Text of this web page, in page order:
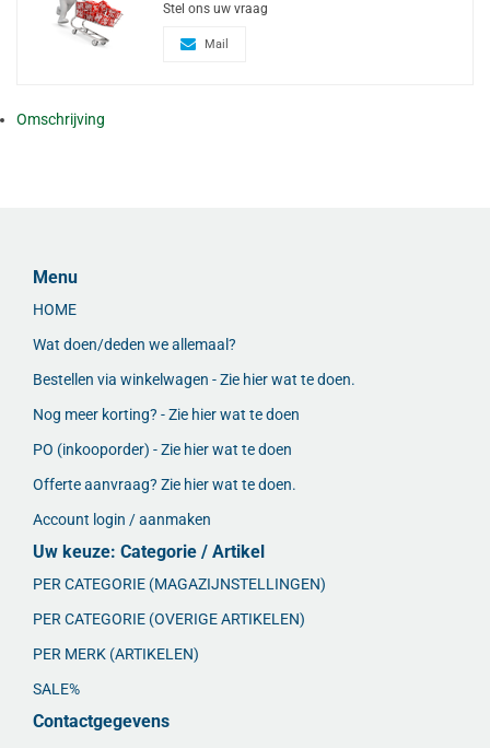
Stel ons uw vraag
Mail
Omschrijving
Menu
HOME
Wat doen/deden we allemaal?
Bestellen via winkelwagen - Zie hier wat te doen.
Nog meer korting? - Zie hier wat te doen
PO (inkooporder) - Zie hier wat te doen
Offerte aanvraag? Zie hier wat te doen.
Account login / aanmaken
Uw keuze: Categorie / Artikel
PER CATEGORIE (MAGAZIJNSTELLINGEN)
PER CATEGORIE (OVERIGE ARTIKELEN)
PER MERK (ARTIKELEN)
SALE%
Contactgegevens